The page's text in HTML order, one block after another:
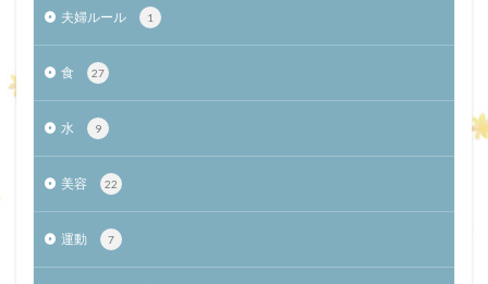
夫婦ルール 1
食 27
水 9
美容 22
運動 7